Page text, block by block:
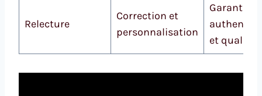
Relecture
Correction et
personnalisation
Garantir
et qualité